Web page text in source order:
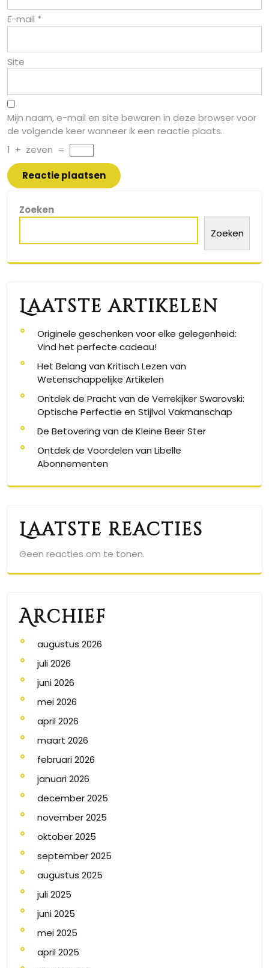
E-mail *
Site
Mijn naam, e-mail en site bewaren in deze browser voor
de volgende keer wanneer ik een reactie plaats.
1 + zeven =
Zoeken
Zoeken
Laatste artikelen
Originele geschenken voor elke gelegenheid:
Vind het perfecte cadeau!
Het Belang van Kritisch Lezen van
Wetenschappelijke Artikelen
Ontdek de Pracht van de Verrekijker Swarovski:
Optische Perfectie en Stijlvol Vakmanschap
De Betovering van de Kleine Beer Ster
Ontdek de Voordelen van Libelle
Abonnementen
Laatste reacties
Geen reacties om te tonen.
Archief
augustus 2026
juli 2026
juni 2026
mei 2026
april 2026
maart 2026
februari 2026
januari 2026
december 2025
november 2025
oktober 2025
september 2025
augustus 2025
juli 2025
juni 2025
mei 2025
april 2025